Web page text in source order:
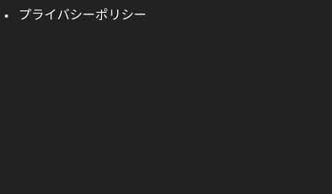
プライバシーポリシー